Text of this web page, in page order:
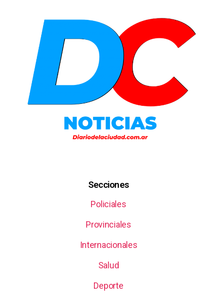
Secciones
Policiales
Provinciales
Internacionales
Salud
Deporte